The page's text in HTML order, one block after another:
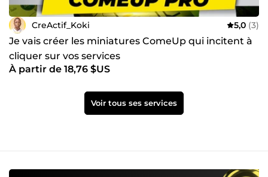
CreActif_Koki 5,0 (3)
Je vais créer les miniatures ComeUp qui incitent à
cliquer sur vos services
À partir de 18,76 $US
Voir tous ses services